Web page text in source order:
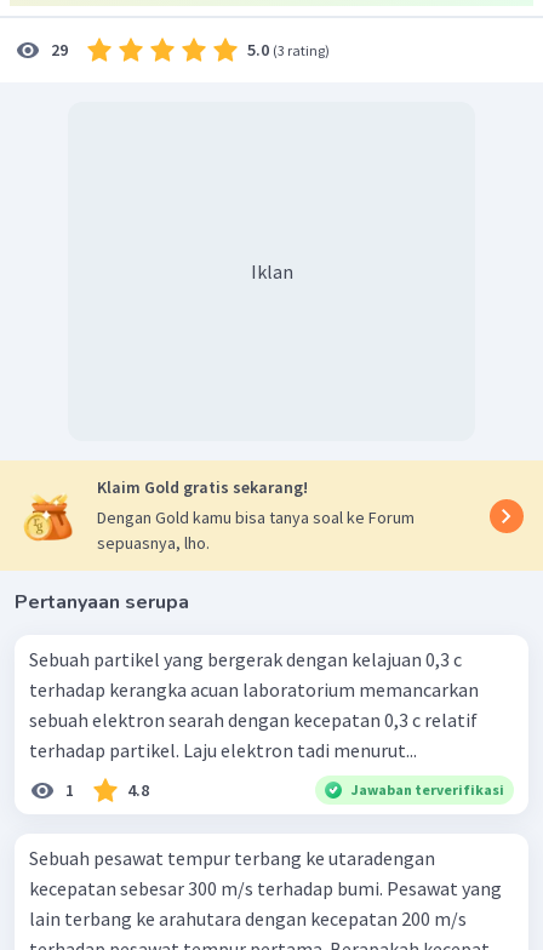
29 5.0 (3 rating)
Iklan
Klaim Gold gratis sekarang!
Dengan Gold kamu bisa tanya soal ke Forum
sepuasnya, lho.
Pertanyaan serupa
Sebuah partikel yang bergerak dengan kelajuan 0,3 c
terhadap kerangka acuan laboratorium memancarkan
sebuah elektron searah dengan kecepatan 0,3 c relatif
terhadap partikel. Laju elektron tadi menurut...
1 4.8 Jawaban terverifikasi
Sebuah pesawat tempur terbang ke utaradengan
kecepatan sebesar 300 m/s terhadap bumi. Pesawat yang
lain terbang ke arahutara dengan kecepatan 200 m/s